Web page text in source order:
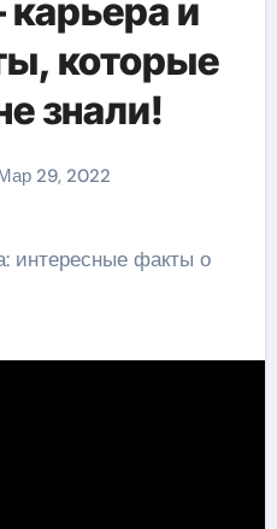
и
которые
знали!
29, 2022